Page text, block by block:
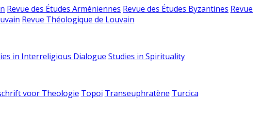
Revue des Études Arméniennes Revue des Études Byzantines Revue
Revue Théologique de Louvain
in Interreligious Dialogue Studies in Spirituality
voor Theologie Topoi Transeuphratène Turcica